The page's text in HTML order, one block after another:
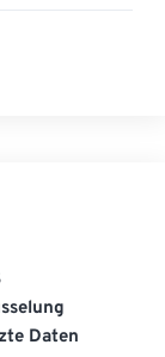
Daten